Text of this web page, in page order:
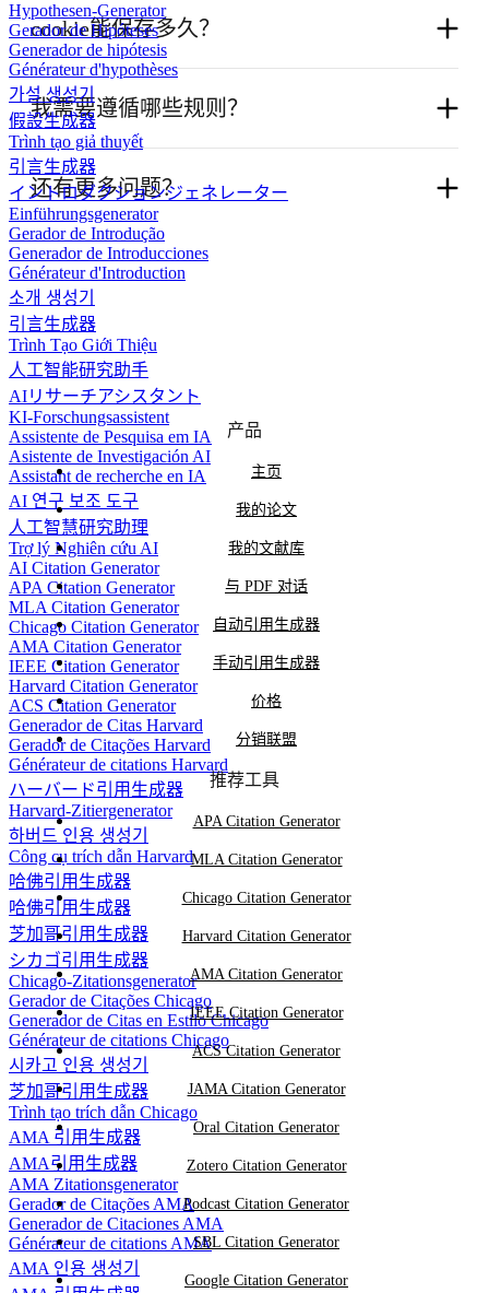
Hypothesen-Generator
Gerador de Hipóteses
Generador de hipótesis
Générateur d'hypothèses
가설 생성기
假設生成器
Trình tạo giả thuyết
引言生成器
イントロダクションジェネレーター
Einführungsgenerator
Gerador de Introdução
Generador de Introducciones
Générateur d'Introduction
소개 생성기
引言生成器
Trình Tạo Giới Thiệu
人工智能研究助手
AIリサーチアシスタント
KI-Forschungsassistent
Assistente de Pesquisa em IA
Asistente de Investigación AI
Assistant de recherche en IA
AI 연구 보조 도구
人工智慧研究助理
Trợ lý Nghiên cứu AI
AI Citation Generator
APA Citation Generator
MLA Citation Generator
Chicago Citation Generator
AMA Citation Generator
IEEE Citation Generator
Harvard Citation Generator
ACS Citation Generator
Generador de Citas Harvard
Gerador de Citações Harvard
Générateur de citations Harvard
ハーバード引用生成器
Harvard-Zitiergenerator
하버드 인용 생성기
Công cụ trích dẫn Harvard
哈佛引用生成器
哈佛引用生成器
芝加哥引用生成器
シカゴ引用生成器
Chicago-Zitationsgenerator
Gerador de Citações Chicago
Generador de Citas en Estilo Chicago
Générateur de citations Chicago
시카고 인용 생성기
芝加哥引用生成器
Trình tạo trích dẫn Chicago
AMA 引用生成器
AMA引用生成器
AMA Zitationsgenerator
Gerador de Citações AMA
Generador de Citaciones AMA
Générateur de citations AMA
AMA 인용 생성기
Cookie用于在有人点击链接后的90天内追踪您的
推广链接（每次用户再次点击链接时都会重新激
活）。
即使有人离开页面并在稍后返回而没有再次点击
推广链接，Cookie也会追踪活动。所有行为都将
归属于您这个推广合作伙伴。
cookie能保存多久？
我们使用 Cookie 来追踪您的推荐链接。Cookie 在
有人点击您的链接后持续 90 天。如果他们再次点
击，90 天会重新开始计算。
我需要遵循哪些规则？
不允许使用付费搜索广告。请勿竞价 Koke
AI 品牌词或 koke.ai 的任何变体，违规可能
导致佣金被取消。
接，以便正确追踪推荐并将佣金归属到你的
账户。
我们也鼓励合作伙伴积极推广我们的产
品。为了保持在我们的推广计划中，合作伙
伴需要每3个月至少带来1个客户。
新联盟伙伴可以创建免费的 Koke AI 账
号，在推广前先体验产品。免费会员奖励仅
在满足有效推荐要求后提供。
如果客户正在使用免费试用，将不计算佣
金。
我们希望所有推广者都诚实推广，不能作
弊。如果我们发现作弊行为，将立即停止合
作并取消佣金。祝合作愉快！
还有更多问题？
请发邮件至service@koke.ai
产品
主页
我的论文
我的文献库
与 PDF 对话
自动引用生成器
手动引用生成器
价格
分销联盟
推荐工具
APA Citation Generator
MLA Citation Generator
Chicago Citation Generator
Harvard Citation Generator
AMA Citation Generator
IEEE Citation Generator
ACS Citation Generator
JAMA Citation Generator
Oral Citation Generator
Zotero Citation Generator
Podcast Citation Generator
SBL Citation Generator
Google Citation Generator